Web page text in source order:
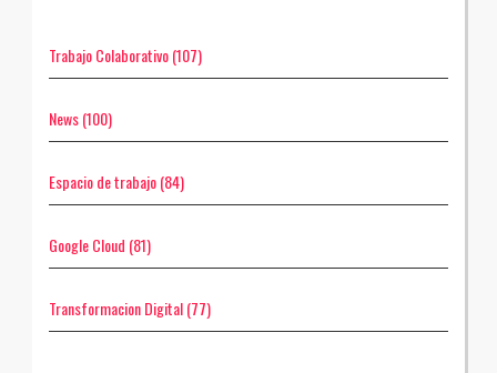
Trabajo Colaborativo(107)
News(100)
Espacio de trabajo(84)
Google Cloud (81)
Transformacion Digital(77)